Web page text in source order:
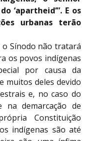
‘apartheid’”. E os
urbanas terão
Sínodo não tratará
os povos indígenas
por causa da
muitos deles devido
e, no caso do
na demarcação de
Constituição
indígenas são até